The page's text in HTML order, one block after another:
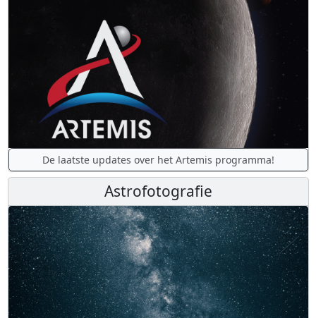
De laatste updates over het Artemis programma!
Astrofotografie